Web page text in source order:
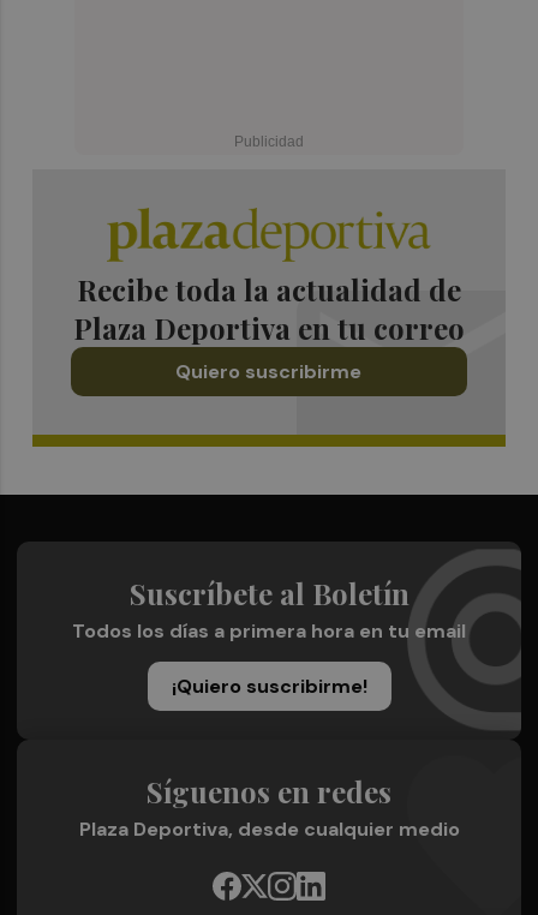
Recibe toda la actualidad de
Plaza Deportiva en tu correo
Quiero suscribirme
Suscríbete al Boletín
Todos los días a primera hora en tu email
¡Quiero suscribirme!
Síguenos en redes
Plaza Deportiva, desde cualquier medio